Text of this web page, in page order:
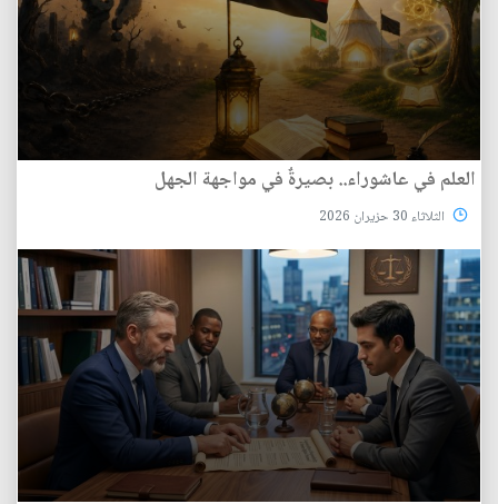
العلم في عاشوراء.. بصيرةٌ في مواجهة الجهل
الثلاثاء 30 حزيران 2026